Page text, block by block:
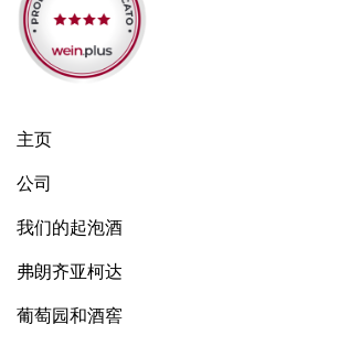
主页
公司
我们的起泡酒
弗朗齐亚柯达
葡萄园和酒窖